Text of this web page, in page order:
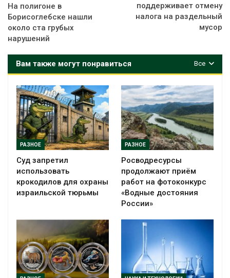
На полигоне в
Борисоглебске нашли
около ста грубых
нарушений
поддерживает отмену
налога на раздельный
мусор
Все
Вам также могут понравиться
РАЗНОЕ
Суд запретил
использовать
крокодилов для охраны
израильской тюрьмы
РАЗНОЕ
Росводресурсы
продолжают приём
работ на фотоконкурс
«Водные достояния
России»